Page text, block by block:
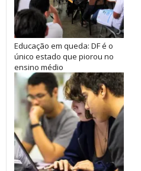
Educação em queda: DF é o
único estado que piorou no
ensino médio